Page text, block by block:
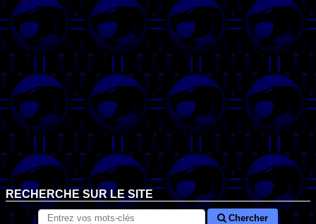
RECHERCHE SUR LE SITE
Chercher